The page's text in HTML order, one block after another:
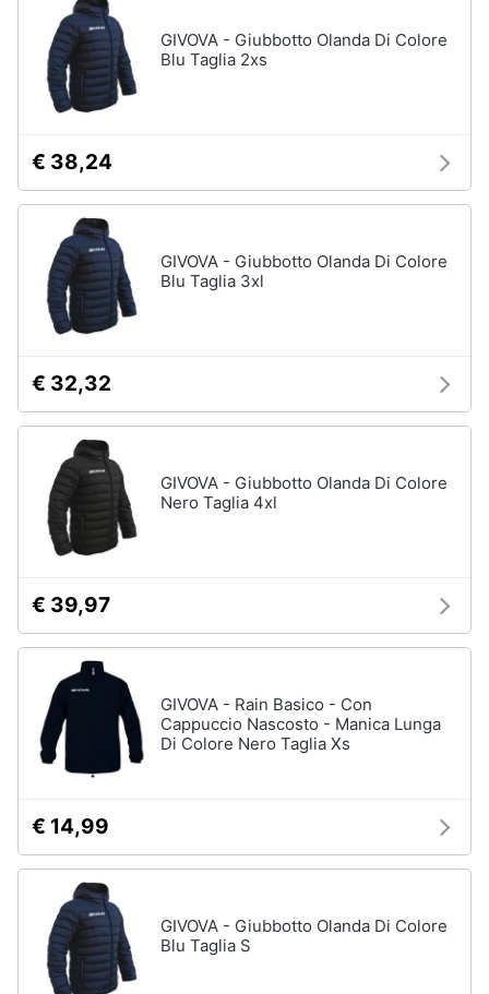
GIVOVA - Giubbotto Olanda Di Colore
Blu Taglia 2xs
€ 38,24
GIVOVA - Giubbotto Olanda Di Colore
Blu Taglia 3xl
€ 32,32
GIVOVA - Giubbotto Olanda Di Colore
Nero Taglia 4xl
€ 39,97
GIVOVA - Rain Basico - Con
Cappuccio Nascosto - Manica Lunga
Di Colore Nero Taglia Xs
€ 14,99
GIVOVA - Giubbotto Olanda Di Colore
Blu Taglia S